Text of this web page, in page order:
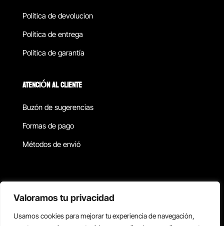
Valoramos tu privacidad
Usamos cookies para mejorar tu experiencia de navegación,
Política de devolucion
Política de entrega
Política de garantía
ATENCIÓN AL CLIENTE
Buzón de sugerencias
Formas de pago
Métodos de envió
Copyright © 2026 Reisix. Todos los derechos reservados.